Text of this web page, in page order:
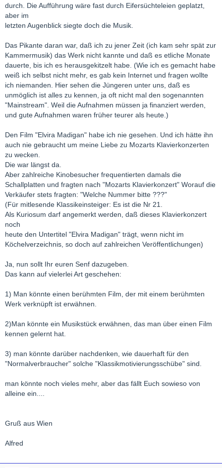
durch. Die Aufführung wäre fast durch Eifersüchteleien geplatzt,
aber im
letzten Augenblick siegte doch die Musik.
Das Pikante daran war, daß ich zu jener Zeit (ich kam sehr spät zur
Kammermusik) das Werk nicht kannte und daß es etliche Monate
dauerte, bis ich es herausgekitzelt habe. (Wie ich es gemacht habe
weiß ich selbst nicht mehr, es gab kein Internet und fragen wollte
ich niemanden. Hier sehen die Jüngeren unter uns, daß es
unmöglich ist alles zu kennen, ja oft nicht mal den sogenannten
"Mainstream". Weil die Aufnahmen müssen ja finanziert werden,
und gute Aufnahmen waren früher teurer als heute.)
Den Film "Elvira Madigan" habe ich nie gesehen. Und ich hätte ihn
auch nie gebraucht um meine Liebe zu Mozarts Klavierkonzerten
zu wecken.
Die war längst da.
Aber zahlreiche Kinobesucher frequentierten damals die
Schallplatten und fragten nach "Mozarts Klavierkonzert" Worauf die
Verkäufer stets fragten: "Welche Nummer bitte ???"
(Für mitlesende Klassikeinsteiger: Es ist die Nr 21.
Als Kuriosum darf angemerkt werden, daß dieses Klavierkonzert
noch
heute den Untertitel "Elvira Madigan" trägt, wenn nicht im
Köchelverzeichnis, so doch auf zahlreichen Veröffentlichungen)
Ja, nun sollt Ihr euren Senf dazugeben.
Das kann auf vielerlei Art geschehen:
1) Man könnte einen berühmten Film, der mit einem berühmten
Werk verknüpft ist erwähnen.
2)Man könnte ein Musikstück erwähnen, das man über einen Film
kennen gelernt hat.
3) man könnte darüber nachdenken, wie dauerhaft für den
"Normalverbraucher" solche "Klassikmotivierungsschübe" sind.
man könnte noch vieles mehr, aber das fällt Euch sowieso von
alleine ein....
Gruß aus Wien
Alfred